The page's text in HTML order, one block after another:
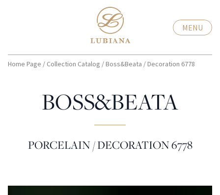
MENU
Home Page / Collection Catalog /Boss&Beata /Decoration 6778
BOSS&BEATA
PORCELAIN / DECORATION 6778